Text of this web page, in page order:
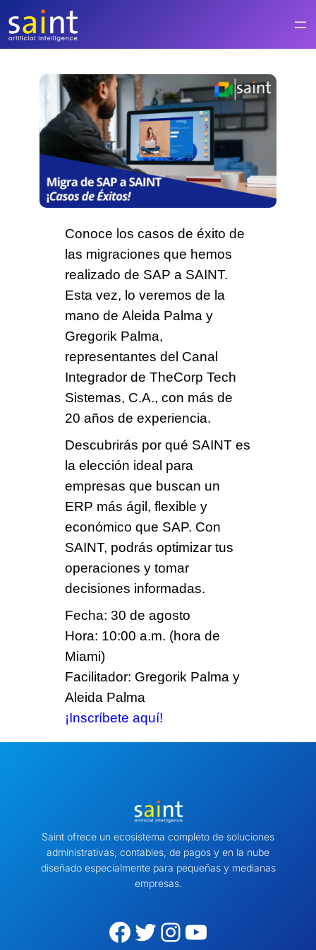
contenido
Conoce los casos de éxito de
las migraciones que hemos
realizado de SAP a SAINT.
Esta vez, lo veremos de la
mano de Aleida Palma y
Gregorik Palma,
representantes del Canal
Integrador de TheCorp Tech
Sistemas, C.A., con más de
20 años de experiencia.
Descubrirás por qué SAINTes
la elección ideal para
empresas que buscan un
ERP más ágil, flexible y
económico que SAP. Con
SAINT, podrás optimizar tus
operaciones y tomar
decisiones informadas.
Fecha: 30 de agosto
Hora: 10:00 a.m. (hora de
Miami)
Facilitador: Gregorik Palma y
Aleida Palma
¡Inscríbete aquí!
Saint ofrece un ecosistema completo de soluciones
administrativas, contables, de pagos y en la nube
diseñado especialmente para pequeñas y medianas
empresas.
Facebook Twitter Instagram YouTube